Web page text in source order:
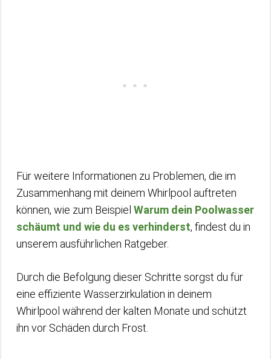
Für weitere Informationen zu Problemen, die im
Zusammenhang mit deinem Whirlpool auftreten
können, wie zum Beispiel Warum dein Poolwasser
schäumt und wie du es verhinderst, findest du in
unserem ausführlichen Ratgeber.
Durch die Befolgung dieser Schritte sorgst du für
eine effiziente Wasserzirkulation in deinem
Whirlpool während der kalten Monate und schützt
ihn vor Schäden durch Frost.